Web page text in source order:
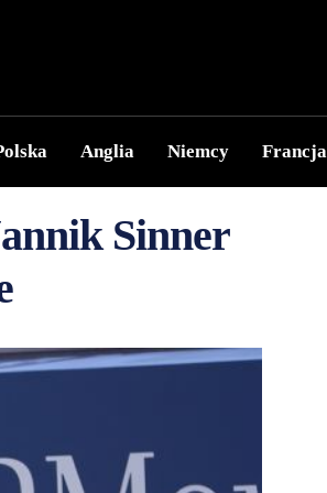
Anglia Niemcy Francja
Sinner